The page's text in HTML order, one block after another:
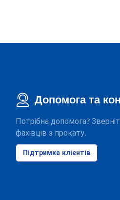
Допомога та
Потрібна допомога?
фахівців з прокату.
Підтримка клієнтів